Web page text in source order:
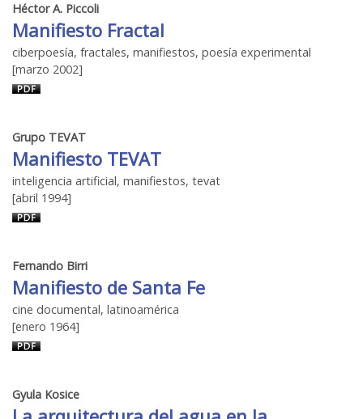
Héctor A. Piccoli
Manifiesto Fractal
ciberpoesía, fractales, manifiestos, poesía experimental
[marzo 2002]
Grupo TEVAT
Manifiesto TEVAT
inteligencia artificial, manifiestos, tevat
[abril 1994]
Fernando Birri
Manifiesto de Santa Fe
cine documental, latinoamérica
[enero 1964]
Gyula Kosice